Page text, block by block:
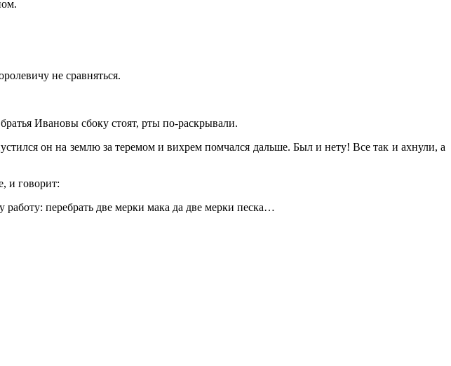
не сравняться.
Ивановы сбоку стоят, рты по-раскрывали.
он на землю за теремом и вихрем помчался дальше. Был и нету! Все так и ахнули, а
и говорит:
перебрать две мерки мака да две мерки песка…